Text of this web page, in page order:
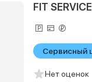
FIT SERVICE
Сервисный
Нет оценок